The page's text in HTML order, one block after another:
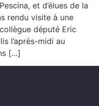
et d’élues de la
rendu visite à une
député Eric
l’après-midi au
[…]